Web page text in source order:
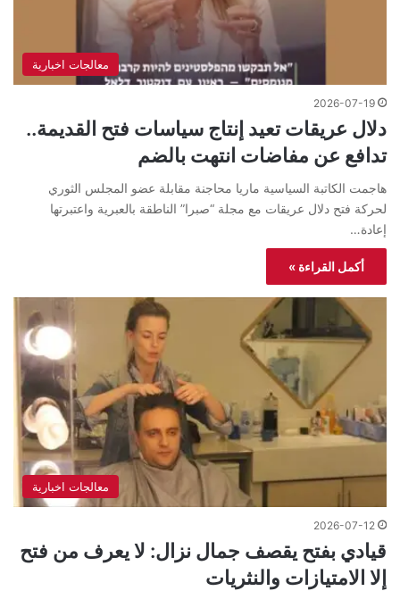
معالجات اخبارية
2026-07-19
دلال عريقات تعيد إنتاج سياسات فتح القديمة..
تدافع عن مفاضات انتهت بالضم
هاجمت الكاتبة السياسية ماريا محاجنة مقابلة عضو المجلس الثوري
لحركة فتح دلال عريقات مع مجلة “صبرا” الناطقة بالعبرية واعتبرتها
إعادة…
أكمل القراءة »
معالجات اخبارية
2026-07-12
قيادي بفتح يقصف جمال نزال: لا يعرف من فتح
إلا الامتيازات والنثريات